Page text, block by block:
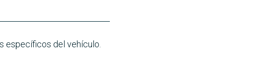
específicos del vehículo.